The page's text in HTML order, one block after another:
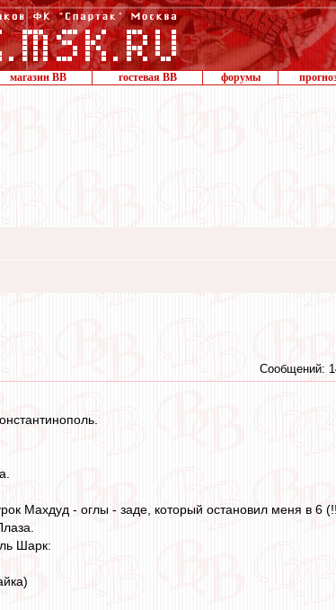
магазин ВВ гостевая ВВ форумы
Сообщений:
Махдуд - оглы - заде, который остановил меня в 6
Шарк: